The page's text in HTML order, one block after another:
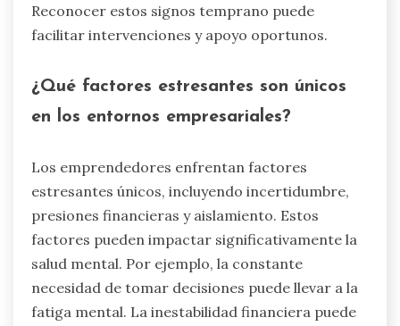
Reconocer estos signos temprano puede
facilitar intervenciones y apoyo oportunos.
¿Qué factores estresantes son únicos
en los entornos empresariales?
Los emprendedores enfrentan factores
estresantes únicos, incluyendo incertidumbre,
presiones financieras y aislamiento. Estos
factores pueden impactar significativamente la
salud mental. Por ejemplo, la constante
necesidad de tomar decisiones puede llevar a la
fatiga mental. La inestabilidad financiera puede